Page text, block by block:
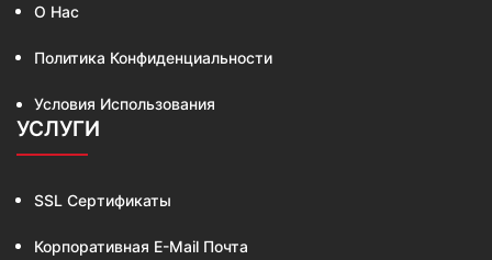
О Нас
Политика Конфиденциальности
Условия Использования
УСЛУГИ
SSL Сертификаты
Корпоративная E-Mail Почта